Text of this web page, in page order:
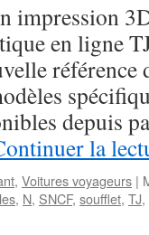
impression
en ligne
depuis
la
, Voitures voyageurs |
, N, SNCF, soufflet, TJ,